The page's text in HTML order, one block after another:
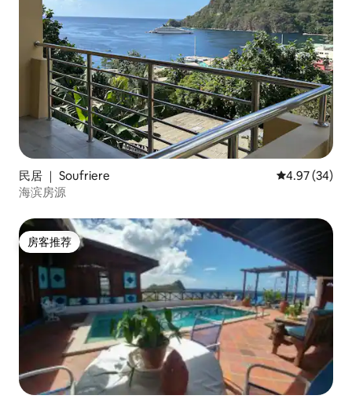
民居 ｜ Soufriere 平均评分
4.97 (34)
海滨房源
房客推荐
房客推荐